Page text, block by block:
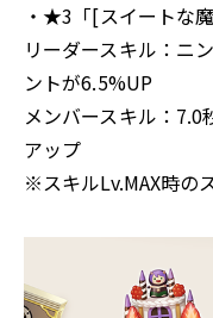
・★3「[スイートな
リーダースキル：ニ
ントが6.5%UP
メンバースキル：7.0
アップ
※スキルLv.MAX時の